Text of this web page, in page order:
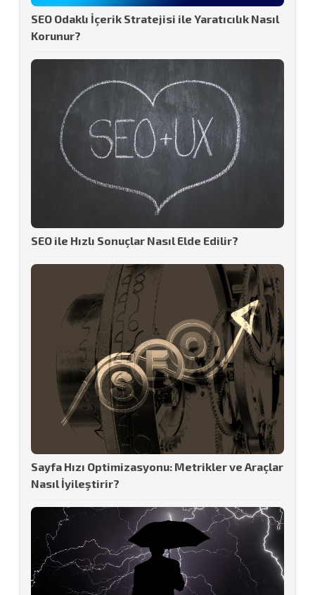
SEO Odaklı İçerik Stratejisi ile Yaratıcılık Nasıl
Korunur?
SEO ile Hızlı Sonuçlar Nasıl Elde Edilir?
Sayfa Hızı Optimizasyonu: Metrikler ve Araçlar
Nasıl İyileştirir?